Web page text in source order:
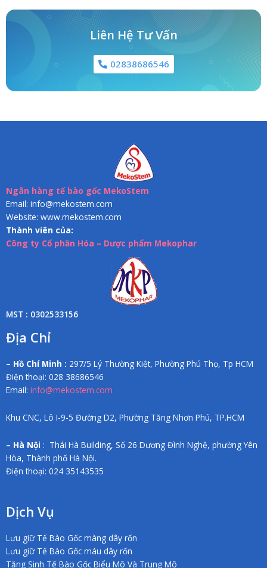
Liên Hệ Tư Vấn
02838686546
Ngân hàng tế bào gốc MekoStem
Email: info@mekostem.com
Website: www.mekostem.com
Thành viên của:
Công ty Cổ phần Hóa – Dược phẩm Mekophar
MST : 0302533156
Địa Chỉ
– Hồ Chí Minh : 297/5 Lý Thường Kiệt, Phường Phú Thọ, Tp HCM
Điện thoại: 028 38686546
Email: info@mekostem.com
Khu CNC, Lô I-9-5 Đường D2, Phường Tăng Nhơn Phú, TP.HCM
– Hà Nội : Thái Hà Building, Số 26 Dương Đình Nghệ, phường Yên
Hòa, Thành phố Hà Nội.
Điện thoại: 024 35143535
Dịch Vụ
Lưu giữ Tế Bào Gốc màng dây rốn
Lưu giữ Tế Bào Gốc máu dây rốn
Tăng Sinh Tế Bào Gốc Biểu Mô Và Trung Mô